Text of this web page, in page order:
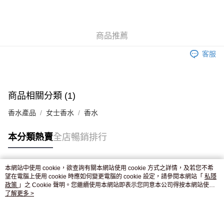
JD京東物流，訂單確認發貨後2-4個工作天送達
商品推薦
客服
商品相關分類 (1)
香水產品 女士香水 香水
本分類熱賣全店暢銷排行
熱門標籤
熱銷排行
本網站中使用 cookie，欲查詢有關本網站使用 cookie 方式之詳情，及若您不希
望在電腦上使用 cookie 時應如何變更電腦的 cookie 設定，請參閱本網站「 私隱
政策 」之 Cookie 聲明。您繼續使用本網站即表示您同意本公司得按本網站使用
條款之 Cookie 聲明使用 cookie。
了解更多 >